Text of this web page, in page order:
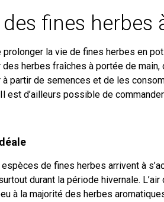
fines herbes
prolonger la vie de fines herbes en
des herbes fraîches à portée de
à partir de semences et de les
est d’ailleurs possible de
de fines herbes arrivent à
durant la période hivernale.
à la majorité des herbes